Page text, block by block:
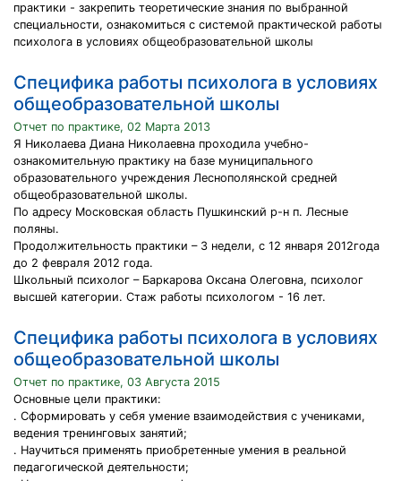
практики - закрепить теоретические знания по выбранной
специальности, ознакомиться с системой практической работы
психолога в условиях общеобразовательной школы
Специфика работы психолога в условиях
общеобразовательной школы
Отчет по практике, 02 Марта 2013
Я Николаева Диана Николаевна проходила учебно-
ознакомительную практику на базе муниципального
образовательного учреждения Леснополянской средней
общеобразовательной школы.
По адресу Московская область Пушкинский р-н п. Лесные
поляны.
Продолжительность практики – 3 недели, с 12 января 2012года
до 2 февраля 2012 года.
Школьный психолог – Баркарова Оксана Олеговна, психолог
высшей категории. Стаж работы психологом - 16 лет.
Специфика работы психолога в условиях
общеобразовательной школы
Отчет по практике, 03 Августа 2015
Основные цели практики:
. Сформировать у себя умение взаимодействия с учениками,
ведения тренинговых занятий;
. Научиться применять приобретенные умения в реальной
педагогической деятельности;